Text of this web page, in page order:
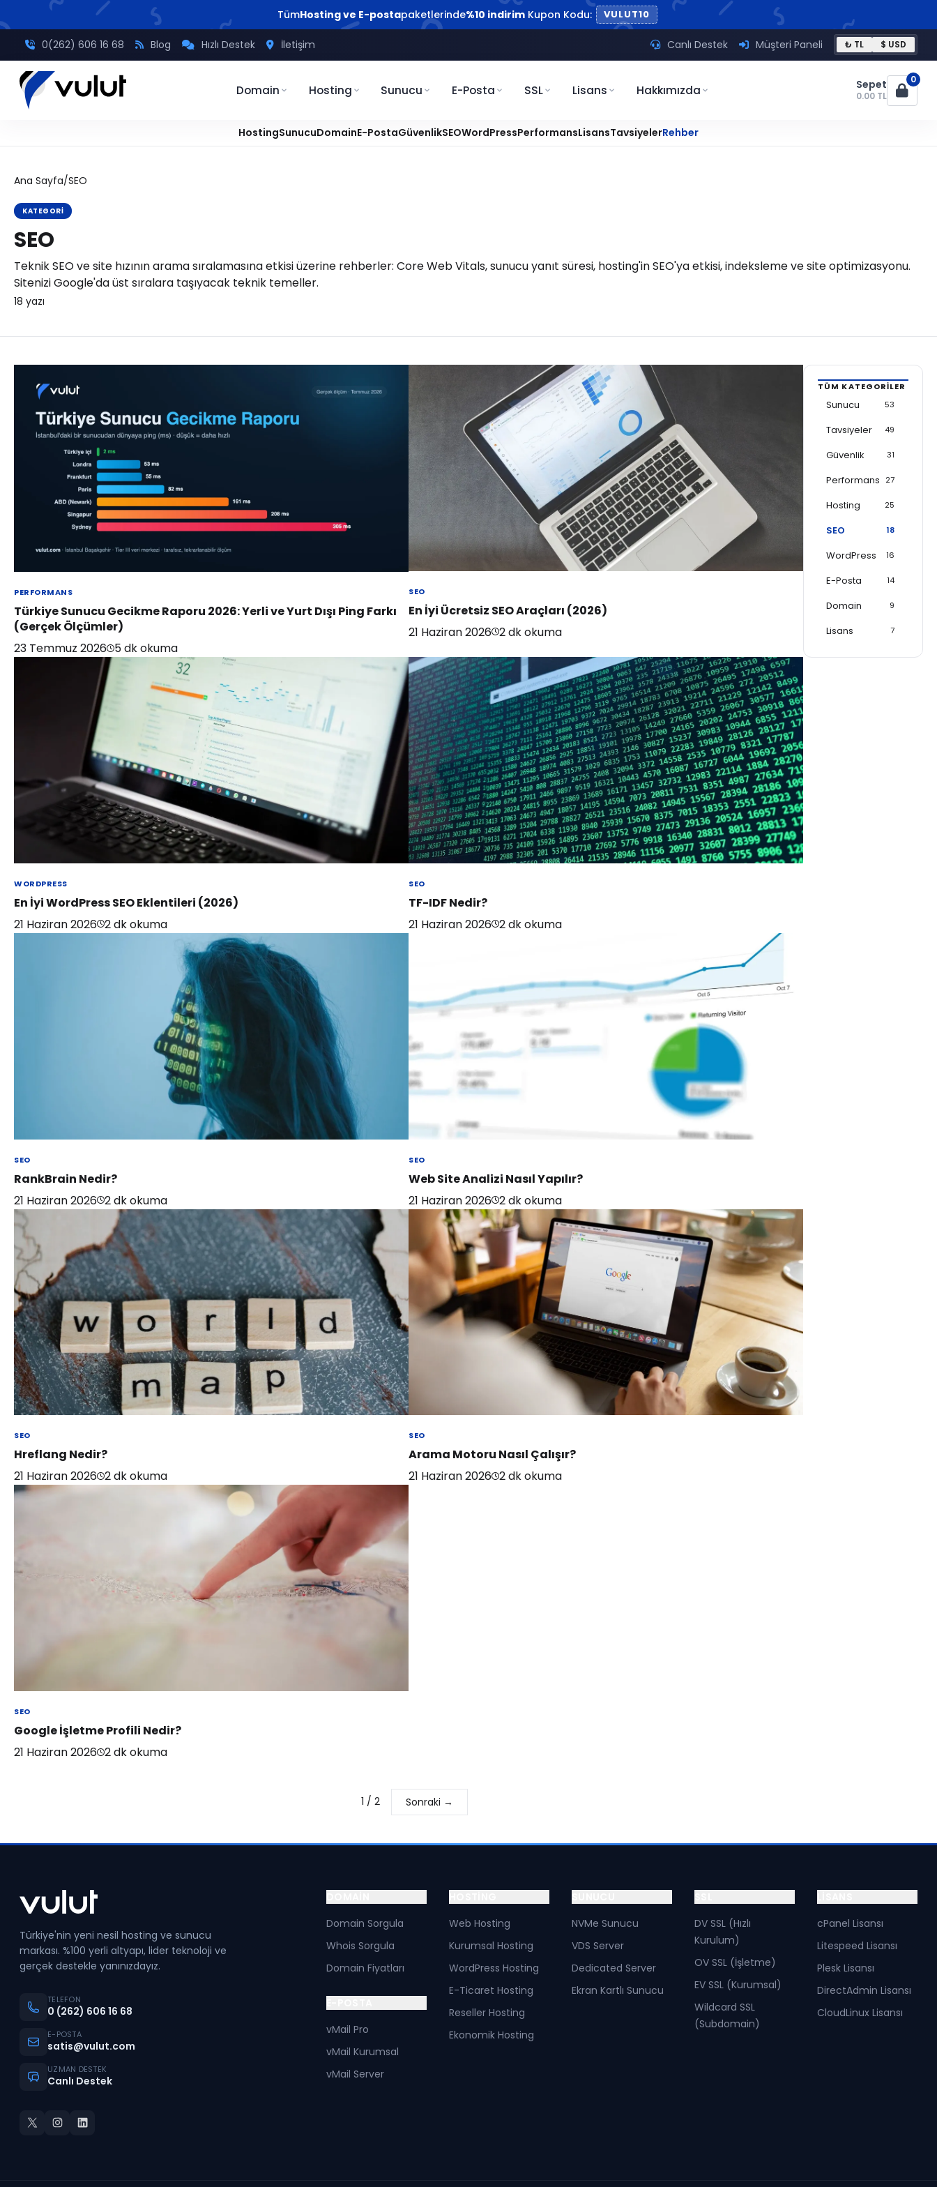
TümHosting ve E-postapaketlerinde%10 indirim Kupon Kodu: VULUT10
0(262) 606 16 68 Blog Hızlı Destek İletişim Canlı Destek Müşteri Paneli ₺ TL $ USD
Domain Hosting Sunucu E-Posta SSL Lisans Hakkımızda Sepet
0.00 TL
0
HostingSunucuDomainE-PostaGüvenlikSEOWordPressPerformansLisansTavsiyelerRehber
Ana Sayfa/SEO
KATEGORI
SEO
Teknik SEO ve site hızının arama sıralamasına etkisi üzerine rehberler: Core Web Vitals, sunucu yanıt süresi, hosting'in SEO'ya etkisi, indeksleme ve site optimizasyonu.
Sitenizi Google'da üst sıralara taşıyacak teknik temeller.
18 yazı
PERFORMANS
Türkiye Sunucu Gecikme Raporu 2026: Yerli ve Yurt Dışı Ping Farkı
(Gerçek Ölçümler)
23 Temmuz 2026 5dk okuma
SEO
En İyi Ücretsiz SEO Araçları (2026)
21 Haziran 2026 2dk okuma
WORDPRESS
En İyi WordPress SEO Eklentileri (2026)
21 Haziran 2026 2dk okuma
SEO
TF-IDF Nedir?
21 Haziran 2026 2dk okuma
SEO
RankBrain Nedir?
21 Haziran 2026 2dk okuma
SEO
Web Site Analizi Nasıl Yapılır?
21 Haziran 2026 2dk okuma
SEO
Hreflang Nedir?
21 Haziran 2026 2dk okuma
SEO
Arama Motoru Nasıl Çalışır?
21 Haziran 2026 2dk okuma
SEO
Google İşletme Profili Nedir?
21 Haziran 2026 2dk okuma
1 / 2 Sonraki →
TÜM KATEGORILER
Sunucu 53
Tavsiyeler 49
Güvenlik 31
Performans 27
Hosting 25
SEO 18
WordPress 16
E-Posta 14
Domain 9
Lisans 7
Türkiye'nin yeni nesil hosting ve sunucu
markası. %100 yerli altyapı, lider teknoloji ve
gerçek destekle yanınızdayız.
TELEFON
0 (262) 606 16 68
E-POSTA
satis@vulut.com
UZMAN DESTEK
Canlı Destek
Domain Sorgula
Whois Sorgula
Domain Fiyatları
vMail Pro
vMail Kurumsal
vMail Server
Web Hosting
Kurumsal Hosting
WordPress Hosting
E-Ticaret Hosting
Reseller Hosting
Ekonomik Hosting
NVMe Sunucu
VDS Server
Dedicated Server
Ekran Kartlı Sunucu
DV SSL (Hızlı
Kurulum)
OV SSL (İşletme)
EV SSL (Kurumsal)
Wildcard SSL
(Subdomain)
cPanel Lisansı
Litespeed Lisansı
Plesk Lisansı
DirectAdmin Lisansı
CloudLinux Lisansı